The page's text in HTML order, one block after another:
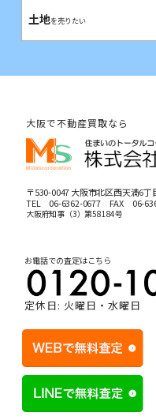
土地を売りたい
大阪で不動産買取なら
〒530-0047 大阪市北区西天満6
TEL 06-6362-0677FAX 06-
大阪府知事（3）第58184号
お電話での査定はこちら
定休日: 火曜日・水曜日